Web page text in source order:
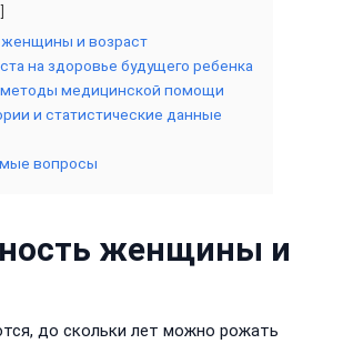
и возраст
на здоровье будущего ребенка
медицинской помощи
и статистические данные
вопросы
женщины и
до скольки лет можно рожать